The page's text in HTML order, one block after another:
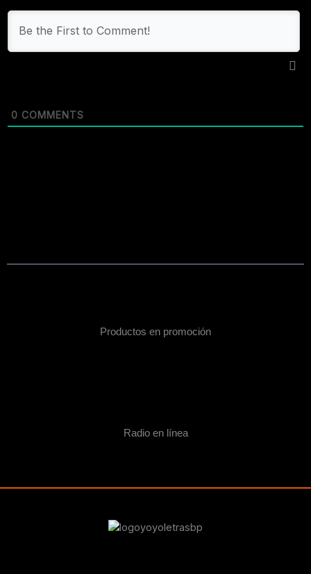
0 COMMENTS
Productos en promoción
Radio en línea